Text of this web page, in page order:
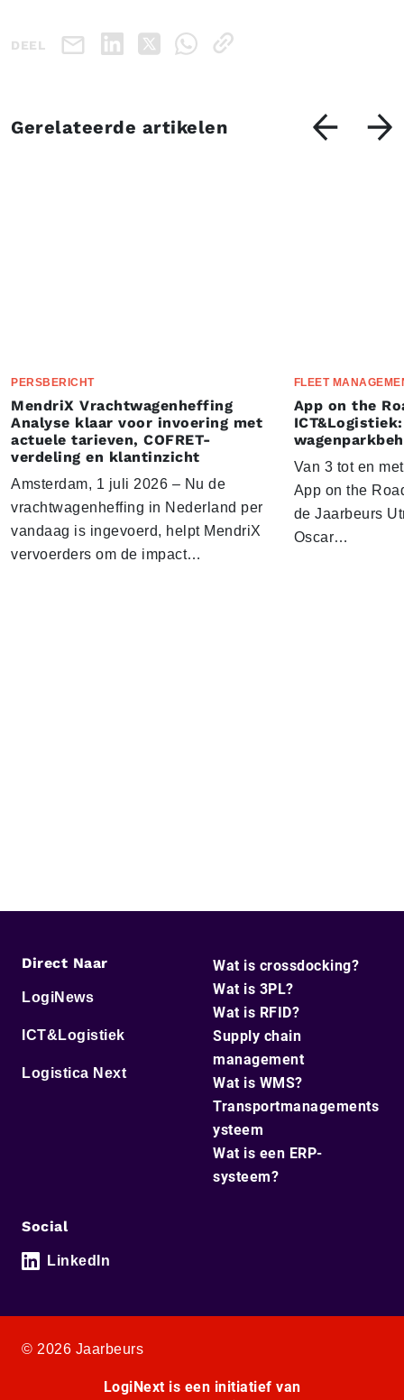
DEEL
Gerelateerde artikelen
PERSBERICHT
MendriX Vrachtwagenheffing
Analyse klaar voor invoering met
actuele tarieven, COFRET-
verdeling en klantinzicht
Amsterdam, 1 juli 2026 – Nu de
vrachtwagenheffing in Nederland per
vandaag is ingevoerd, helpt MendriX
vervoerders om de impact…
FLEET
App on the
Van 3 tot en
App on the
de Jaarbeurs
Oscar…
Direct Naar
LogiNews
ICT&Logistiek
Logistica Next
Wat is crossdocking?
Wat is 3PL?
Wat is RFID?
Supply chain
management
Wat is WMS?
Transportmanagements
ysteem
Wat is een ERP-
systeem?
Social
LinkedIn
© 2026 Jaarbeurs
LogiNext is een initiatief van